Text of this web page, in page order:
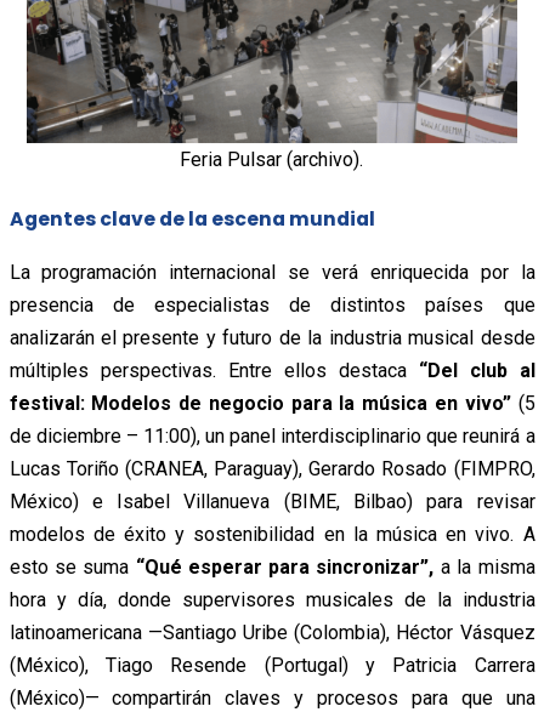
Feria Pulsar (archivo).
Agentes clave de la escena mundial
La programación internacional se verá enriquecida por la
presencia de especialistas de distintos países que
analizarán el presente y futuro de la industria musical desde
múltiples perspectivas. Entre ellos destaca “Del club al
festival: Modelos de negocio para la música en vivo” (5
de diciembre – 11:00), un panel interdisciplinario que reunirá a
Lucas Toriño (CRANEA, Paraguay), Gerardo Rosado (FIMPRO,
México) e Isabel Villanueva (BIME, Bilbao) para revisar
modelos de éxito y sostenibilidad en la música en vivo. A
esto se suma “Qué esperar para sincronizar”, a la misma
hora y día, donde supervisores musicales de la industria
latinoamericana —Santiago Uribe (Colombia), Héctor Vásquez
(México), Tiago Resende (Portugal) y Patricia Carrera
(México)— compartirán claves y procesos para que una